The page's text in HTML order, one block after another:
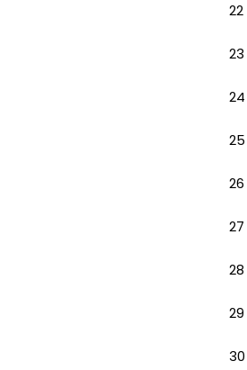
22
23
24
25
26
27
28
29
30